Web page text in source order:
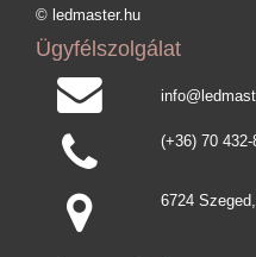
© ledmaster.hu
Ügyfélszolgálat
(+36) 70 432-
6724